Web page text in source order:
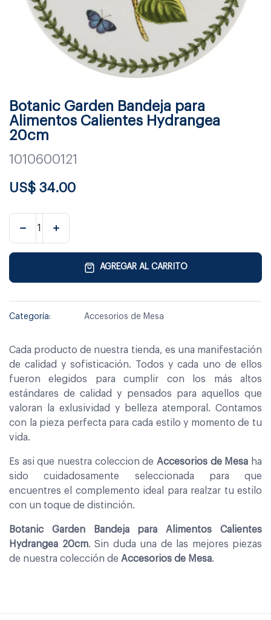
Botanic Garden Bandeja para
Alimentos Calientes Hydrangea
20cm
1010600121
US$ 34.00
AGREGAR AL CARRITO
Categoría: Accesorios de Mesa
Cada producto de nuestra tienda, es una manifestación
de calidad y sofisticación. Todos y cada uno de ellos
fueron elegidos para cumplir con los más altos
estándares de calidad y pensados para aquellos que
valoran la exlusividad y belleza atemporal. Contamos
con la pieza perfecta para cada estilo y momento de tu
vida.
Es asi que nuestra coleccion de Accesorios de Mesa ha
sido cuidadosamente seleccionada para que
encuentres el complemento ideal para realzar tu estilo
con un toque de distinción.
Botanic Garden Bandeja para Alimentos Calientes
Hydrangea 20cm. Sin duda una de las mejores piezas
de nuestra colección de Accesorios de Mesa.